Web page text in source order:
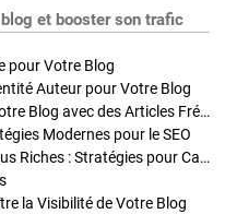
et booster son trafic
pour Votre Blog
Auteur pour Votre Blog
Stratégies de Publication : Boostez Votre Blog avec des Articles Fréquents et Exclusifs
Modernes pour le SEO
Enrichir Vos Articles avec des Contenus Riches : Stratégies pour Captiver et Optimiser
la Visibilité de Votre Blog